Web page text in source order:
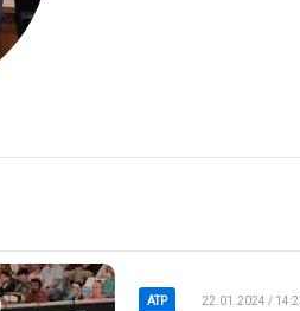
ATP 22.01.2024 /